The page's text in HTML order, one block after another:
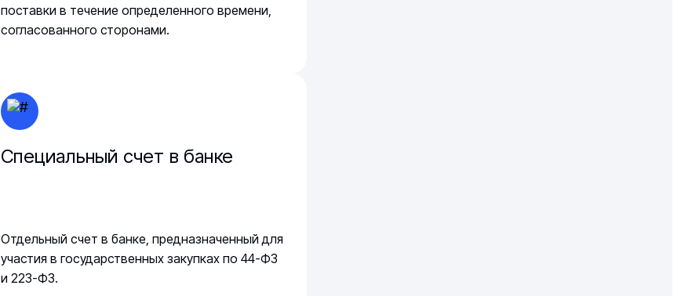
поставки в течение определенного времени,
согласованного сторонами.
Специальный счет в банке
Отдельный счет в банке, предназначенный для
участия в государственных закупках по 44-ФЗ
и 223-ФЗ.